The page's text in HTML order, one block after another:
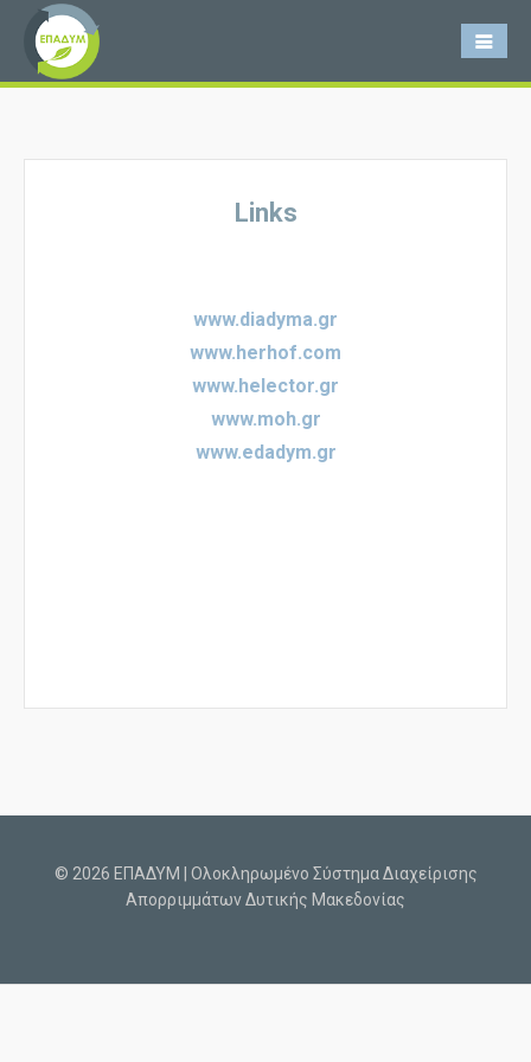
Links
www.diadyma.gr
www.herhof.com
www.helector.gr
www.moh.gr
www.edadym.gr
© 2026 ΕΠΑΔΥΜ | Ολοκληρωμένο Σύστημα Διαχείρισης
Απορριμμάτων Δυτικής Μακεδονίας